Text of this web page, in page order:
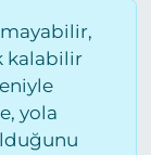
kalabilir
yola